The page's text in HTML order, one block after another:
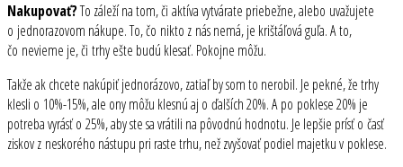
Nakupovať?To záleží na tom, či aktíva vytvárate priebežne, alebo uvažujete
o jednorazovom nákupe. To, čo nikto z nás nemá, je krištáľová guľa. A to,
čo nevieme je, či trhy ešte budú klesať. Pokojne môžu.
Takže ak chcete nakúpiť jednorázovo, zatiaľ by som to nerobil. Je pekné, že trhy
klesli o 10%-15%, ale ony môžu klesnú aj o ďalších 20%. A po poklese 20% je
potreba vyrásť o 25%, aby ste sa vrátili na pôvodnú hodnotu. Je lepšie prísť o časť
ziskov z neskorého nástupu pri raste trhu, než zvyšovať podiel majetku v poklese.